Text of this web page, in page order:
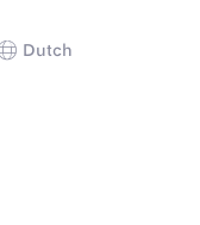
Dutch